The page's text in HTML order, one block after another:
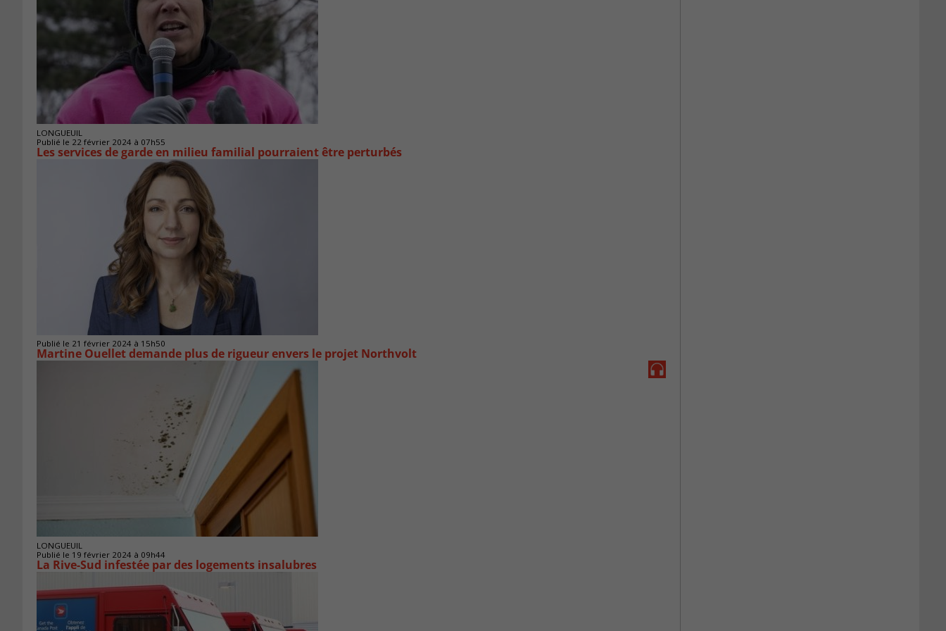
LONGUEUIL
Publié le 22 février 2024 à 07h55
Les services de garde en milieu familial pourraient être perturbés
Publié le 21 février 2024 à 15h50
Martine Ouellet demande plus de rigueur envers le projet Northvolt
LONGUEUIL
Publié le 19 février 2024 à 09h44
La Rive-Sud infestée par des logements insalubres